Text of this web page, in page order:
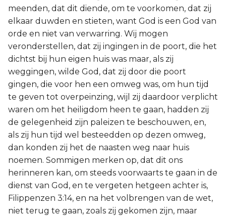
meenden, dat dit diende, om te voorkomen, dat zij
elkaar duwden en stieten, want God is een God van
orde en niet van verwarring. Wij mogen
veronderstellen, dat zij ingingen in de poort, die het
dichtst bij hun eigen huis was maar, als zij
weggingen, wilde God, dat zij door die poort
gingen, die voor hen een omweg was, om hun tijd
te geven tot overpeinzing, wijl zij daardoor verplicht
waren om het heiligdom heen te gaan, hadden zij
de gelegenheid zijn paleizen te beschouwen, en,
als zij hun tijd wel besteedden op dezen omweg,
dan konden zij het de naasten weg naar huis
noemen. Sommigen merken op, dat dit ons
herinneren kan, om steeds voorwaarts te gaan in de
dienst van God, en te vergeten hetgeen achter is,
Filippenzen 3:14, en na het volbrengen van de wet,
niet terug te gaan, zoals zij gekomen zijn, maar